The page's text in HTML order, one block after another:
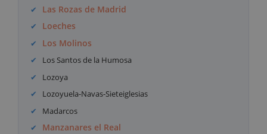
Las Rozas de Madrid
Loeches
Los Molinos
Los Santos de la Humosa
Lozoya
Lozoyuela-Navas-Sieteiglesias
Madarcos
Manzanares el Real